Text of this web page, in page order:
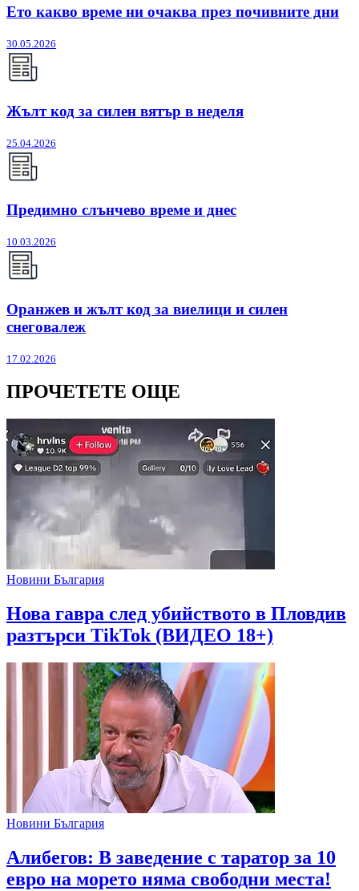
Ето какво време ни очаква през почивните дни
30.05.2026
Жълт код за силен вятър в неделя
25.04.2026
Предимно слънчево време и днес
10.03.2026
Оранжев и жълт код за виелици и силен
снеговалеж
17.02.2026
ПРОЧЕТЕТЕ ОЩЕ
Новини България
Нова гавра след убийството в Пловдив
разтърси TikTok (ВИДЕО 18+)
Новини България
Алибегов: В заведение с таратор за 10
евро на морето няма свободни места!